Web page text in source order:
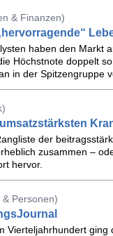
& Finanzen)
haben den Markt
Höchstnote doppelt
in der Spitzengruppe
der
zusammen –
hervor.
Personen)
Vierteljahrhundert